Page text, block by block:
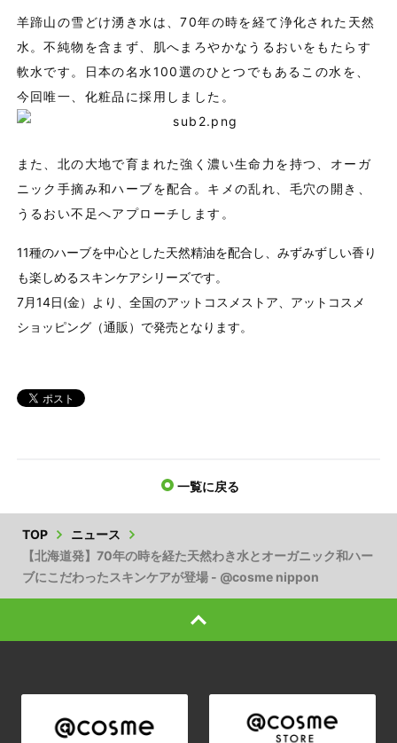
羊蹄山の雪どけ湧き水は、70年の時を経て浄化された天然
水。不純物を含まず、肌へまろやかなうるおいをもたらす
軟水です。日本の名水100選のひとつでもあるこの水を、
今回唯一、化粧品に採用しました。
また、北の大地で育まれた強く濃い生命力を持つ、オーガ
ニック手摘み和ハーブを配合。キメの乱れ、毛穴の開き、
うるおい不足へアプローチします。
11種のハーブを中心とした天然精油を配合し、みずみずしい香り
も楽しめるスキンケアシリーズです。
7月14日(金）より、全国のアットコスメストア、アットコスメ
ショッピング（通販）で発売となります。
一覧に戻る
TOP
ニュース
【北海道発】70年の時を経た天然わき水とオーガニック和ハー
ブにこだわったスキンケアが登場 - @cosme nippon